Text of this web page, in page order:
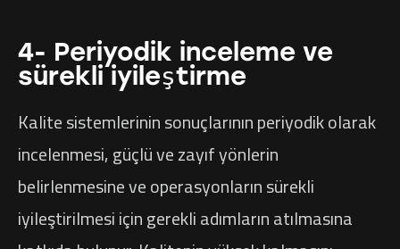
4- Periyodik inceleme ve
sürekli iyileştirme
Kalite sistemlerinin sonuçlarının periyodik olarak
incelenmesi, güçlü ve zayıf yönlerin
belirlenmesine ve operasyonların sürekli
iyileştirilmesi için gerekli adımların atılmasına